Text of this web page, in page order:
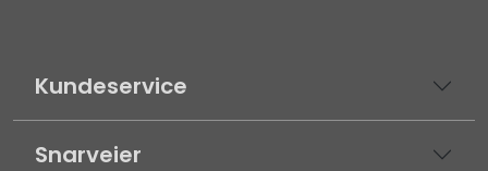
Kundeservice
Snarveier